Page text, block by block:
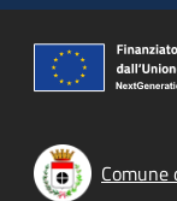
Comune